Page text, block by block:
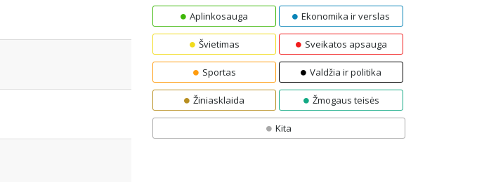
Aplinkosauga Ekonomika ir verslas
Švietimas Sveikatos apsauga
Sportas Valdžia ir politika
Žiniasklaida Žmogaus teisės
Kita